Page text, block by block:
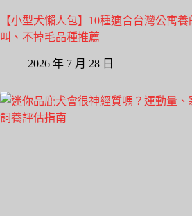
【小型犬懶人包】10種適合台灣公寓
叫、不掉毛品種推薦
2026 年 7 月 28 日